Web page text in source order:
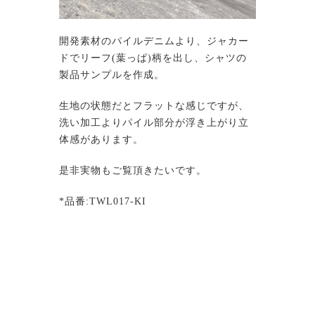
開発素材のパイルデニムより、ジャカー
ドでリーフ(葉っぱ)柄を出し、シャツの
製品サンプルを作成。
生地の状態だとフラットな感じですが、
洗い加工よりパイル部分が浮き上がり立
体感があります。
是非実物もご覧頂きたいです。
*品番:TWL017-KI